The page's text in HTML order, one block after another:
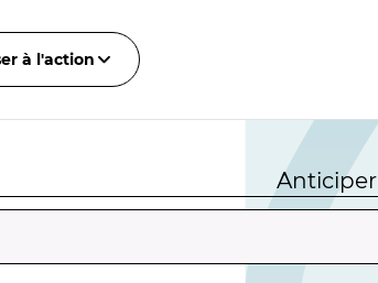
à l'action
Anticiper